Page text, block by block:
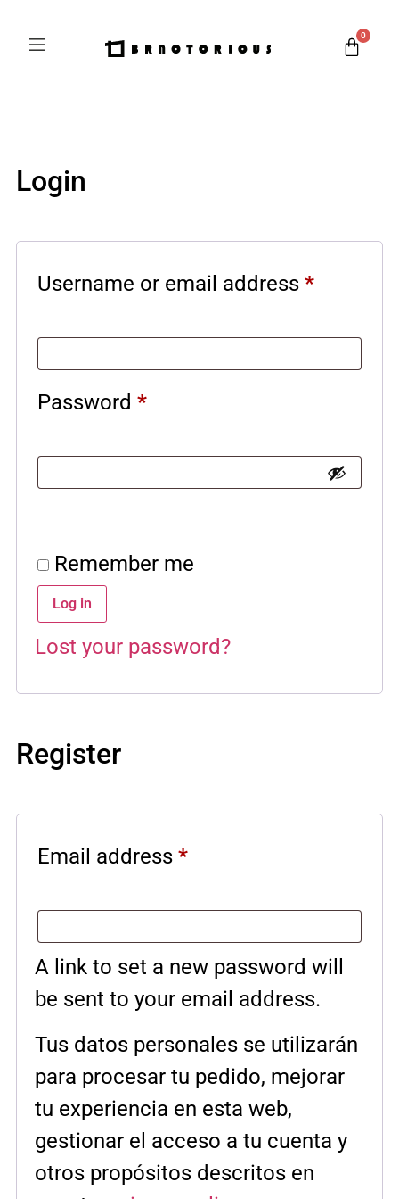
0
Login
Username or email address *
Password *
Remember me
Log in
Lost your password?
Register
Email address *
A link to set a new password will
be sent to your email address.
Tus datos personales se utilizarán
para procesar tu pedido, mejorar
tu experiencia en esta web,
gestionar el acceso a tu cuenta y
otros propósitos descritos en